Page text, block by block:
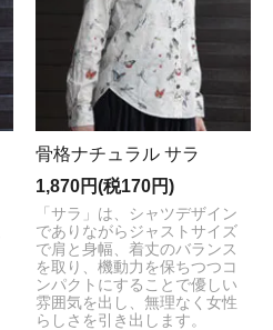
骨格ナチュラル サラ
1,870円(税170円)
「サラ」は、シャツデザイン
でありながらジャストサイズ
で肩と身幅、着丈のバランス
を取り、機動力を保ちつつコ
ンパクトにすることで優しい
雰囲気を出し、無理なく女性
らしさを引き出します。